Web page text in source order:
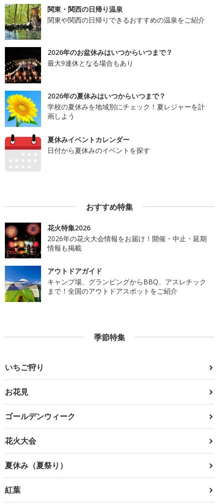
関東・関西の日帰り温泉
関東や関西の日帰りできるおすすめの温泉をご紹介
2026年のお盆休みはいつからいつまで？
最大9連休となる場合もあり
2026年の夏休みはいつからいつまで？
学校の夏休みを地域別にチェック！夏レジャーを計
画しよう
夏休みイベントカレンダー
日付から夏休みのイベントを探す
おすすめ特集
花火特集2026
2026年の花火大会情報をお届け！開催・中止・延期
情報も掲載
アウトドアガイド
キャンプ場、グランピングからBBQ、アスレチック
まで！全国のアウトドアスポットをご紹介
季節特集
いちご狩り
お花見
ゴールデンウィーク
花火大会
夏休み（夏祭り）
紅葉